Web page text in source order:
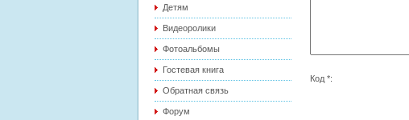
Детям
Видеоролики
Фотоальбомы
Гостевая книга
Обратная связь
Форум
Код *: